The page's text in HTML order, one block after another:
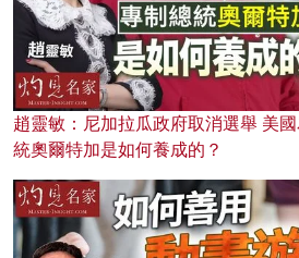
趙靈敏：尼加拉瓜政府取消選舉 美
統奧爾特加是如何養成的？